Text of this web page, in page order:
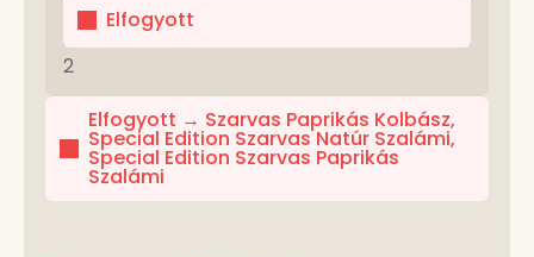
Elfogyott
2
Elfogyott → Szarvas Paprikás Kolbász,
Special Edition Szarvas Natúr Szalámi,
Special Edition Szarvas Paprikás
Szalámi